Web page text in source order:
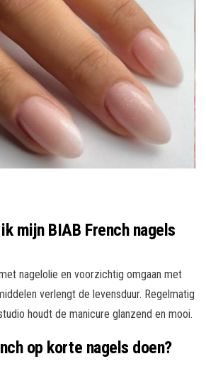
mijn BIAB French nagels
nagelolie en voorzichtig omgaan met
verlengt de levensduur. Regelmatig
houdt de manicure glanzend en mooi.
op korte nagels doen?